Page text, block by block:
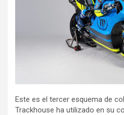
Este es el tercer esquema de
Trackhouse ha utilizado en su